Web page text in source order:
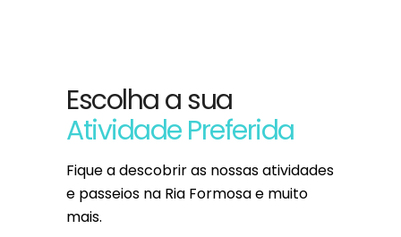
Escolha a sua
Atividade Preferida
Fique a descobrir as nossas atividades
e passeios na Ria Formosa e muito
mais.